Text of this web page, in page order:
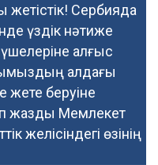
Сербияда
үздік нәтиже
алғыс
алдағы
жете беруіне
жазды Мемлекет
желісіндегі өзінің